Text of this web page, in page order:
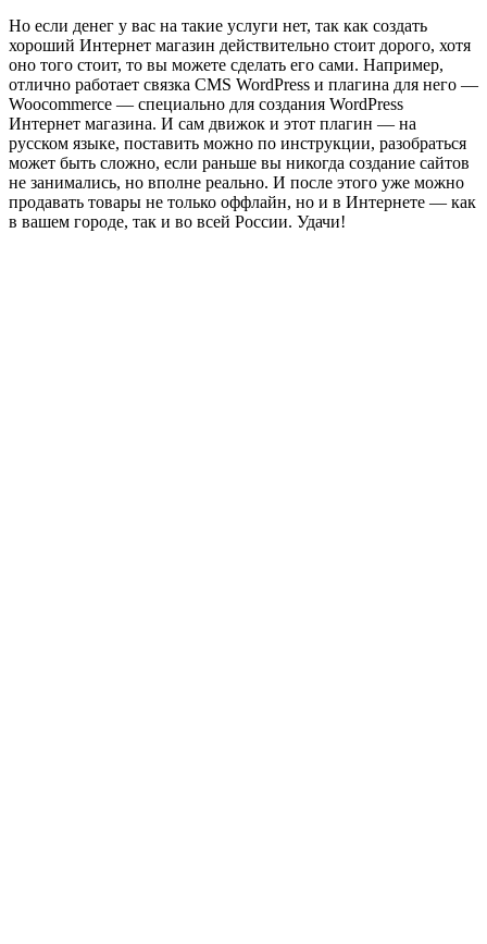
Но если денег у вас на такие услуги нет, так как создать
хороший Интернет магазин действительно стоит дорого, хотя
оно того стоит, то вы можете сделать его сами. Например,
отлично работает связка CMS WordPress и плагина для него —
Woocommerce — специально для создания WordPress
Интернет магазина. И сам движок и этот плагин — на
русском языке, поставить можно по инструкции, разобраться
может быть сложно, если раньше вы никогда создание сайтов
не занимались, но вполне реально. И после этого уже можно
продавать товары не только оффлайн, но и в Интернете — как
в вашем городе, так и во всей России. Удачи!